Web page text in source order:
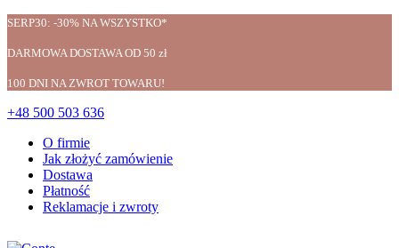
SERP30: -30% NA WSZYSTKO*
DARMOWA DOSTAWA OD 50 zł
100 DNI NA ZWROT TOWARU!
+48 500 503 636
O firmie
Jak złożyć zamówienie
Dostawa
Płatność
Reklamacje i zwroty